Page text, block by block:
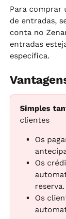
Para comprar
de entradas,
conta no
entradas
específica.
Simples
clientes
Os
Os
reserva.
Os